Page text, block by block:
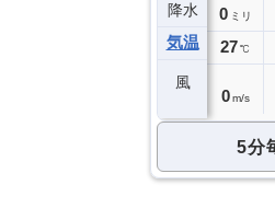
降水
気温
風
0ミリ
27℃
0 ミリ
27℃
0 m/s
5分